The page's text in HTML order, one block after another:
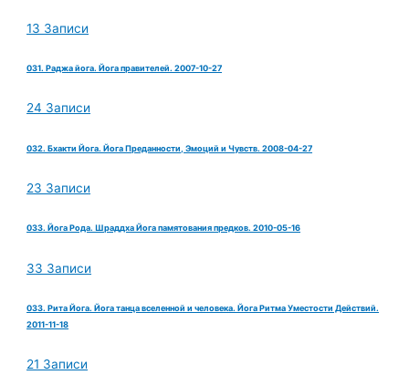
13 Записи
031. Раджа йога. Йога правителей. 2007-10-27
24 Записи
032. Бхакти Йога. Йога Преданности, Эмоций и Чувств. 2008-04-27
23 Записи
033. Йога Рода. Шраддха Йога памятования предков. 2010-05-16
33 Записи
033. Рита Йога. Йога танца вселенной и человека. Йога Ритма Уместости Действий.
2011-11-18
21 Записи